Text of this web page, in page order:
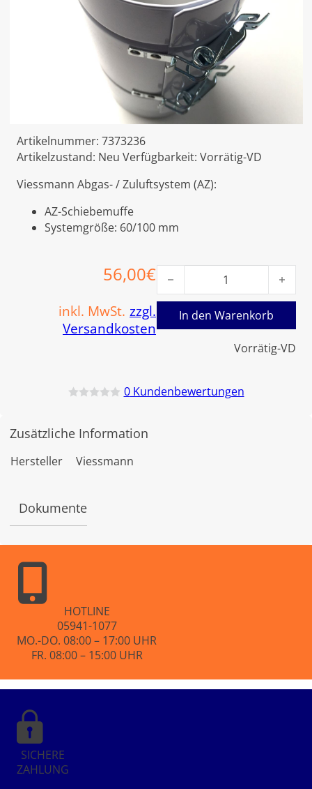
Artikelnummer: 7373236
Artikelzustand: Neu Verfügbarkeit: Vorrätig-VD
Viessmann Abgas- / Zuluftsystem (AZ):
AZ-Schiebemuffe
Systemgröße: 60/100 mm
56,00€
inkl. MwSt. zzgl.
Versandkosten
Vorrätig-VD
Viessmann AZ-Schiebemuffe
In den Warenkorb
e
t
v
0Kundenbewertungen
Zusätzliche Information
Hersteller Viessmann
Dokumente
HOTLINE
05941-1077
MO.-DO. 08:00 – 17:00 UHR
FR. 08:00 – 15:00 UHR
SICHERE
ZAHLUNG